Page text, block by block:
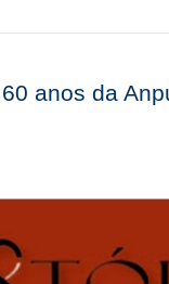
anos da